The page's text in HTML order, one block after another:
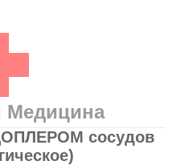
Медицина
сосудов